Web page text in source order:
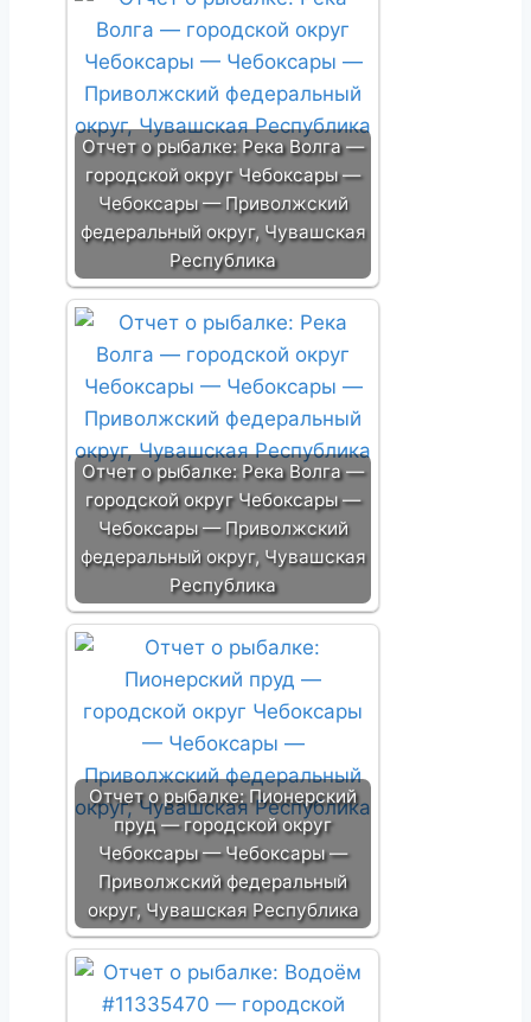
Отчет о рыбалке: Река Волга —
городской округ Чебоксары —
Чебоксары — Приволжский
федеральный округ, Чувашская
Республика
Отчет о рыбалке: Река Волга —
городской округ Чебоксары —
Чебоксары — Приволжский
федеральный округ, Чувашская
Республика
Отчет о рыбалке: Пионерский
пруд — городской округ
Чебоксары — Чебоксары —
Приволжский федеральный
округ, Чувашская Республика